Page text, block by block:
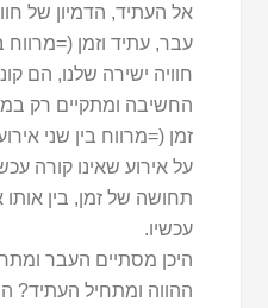
אל העתיד, הדמיון של
עבר, עתיד וזמן (=מרווח
חוויה ישירה שלנו, הם
החשיבה ומתקיים רק
זמן (=מרווח בין שני
על אירוע שאינו קורה
תחושה של זמן, בין אותו
עכשיו.
היכן מסתיים העבר
ההווה ומתחיל העתיד?